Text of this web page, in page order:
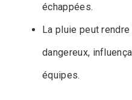
échappées.
La pluie peut
dangereux,
équipes.